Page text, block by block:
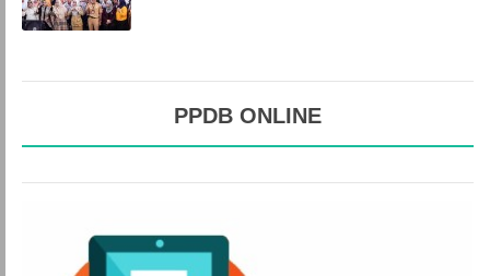
PPDB ONLINE